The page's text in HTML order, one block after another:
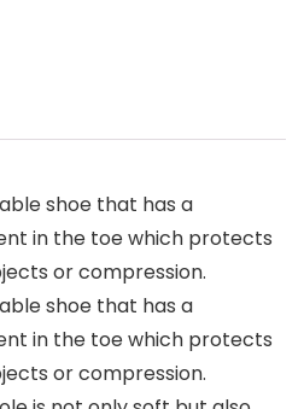
shoe that has a
in the toe which protects
or compression.
shoe that has a
in the toe which protects
or compression.